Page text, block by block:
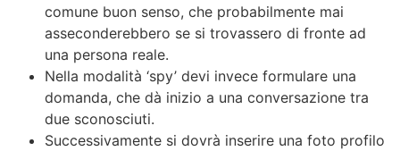
comune buon senso, che probabilmente mai
asseconderebbero se si trovassero di fronte ad
una persona reale.
Nella modalità ‘spy’ devi invece formulare una
domanda, che dà inizio a una conversazione tra
due sconosciuti.
Successivamente si dovrà inserire una foto profilo